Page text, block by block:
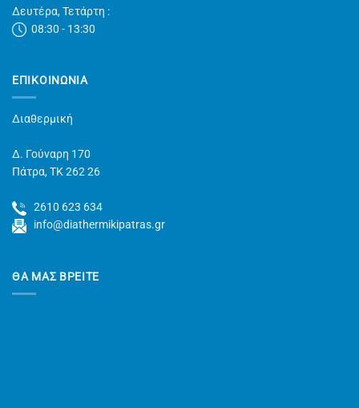
Δευτέρα, Τετάρτη :
08:30 - 13:30
ΕΠΙΚΟΙΝΩΝΊΑ
Διαθερμική
Δ. Γούναρη 170
Πάτρα, TK 262 26
2610 623 634
info@diathermikipatras.gr
ΘΑ ΜΑΣ ΒΡΕΙΤΕ